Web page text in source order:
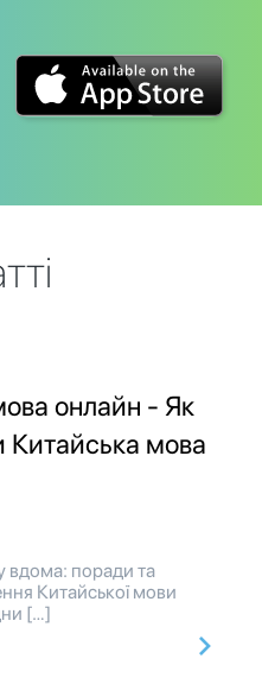
онлайн - Як
Китайська мова
вдома: поради та
Китайської мови
[…]